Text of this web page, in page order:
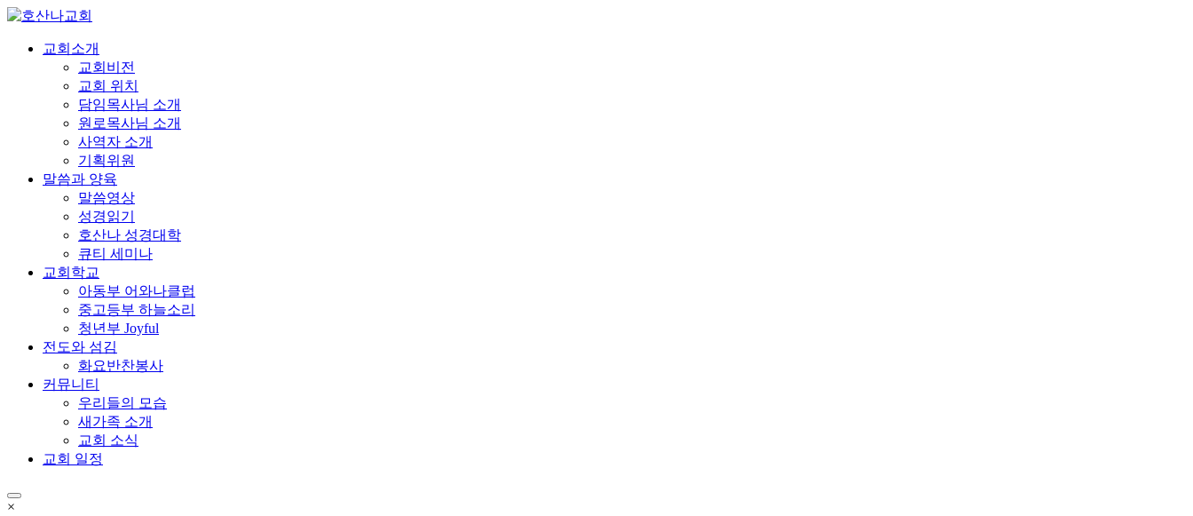
교회소개
교회비전
교회 위치
담임목사님 소개
원로목사님 소개
사역자 소개
기획위원
말씀과 양육
말씀영상
성경읽기
호산나 성경대학
큐티 세미나
교회학교
아동부 어와나클럽
중고등부 하늘소리
청년부 Joyful
전도와 섬김
화요반찬봉사
커뮤니티
우리들의 모습
새가족 소개
교회 소식
교회 일정
×